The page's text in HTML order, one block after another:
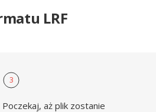
LRF
3
Poczekaj, aż plik zostanie